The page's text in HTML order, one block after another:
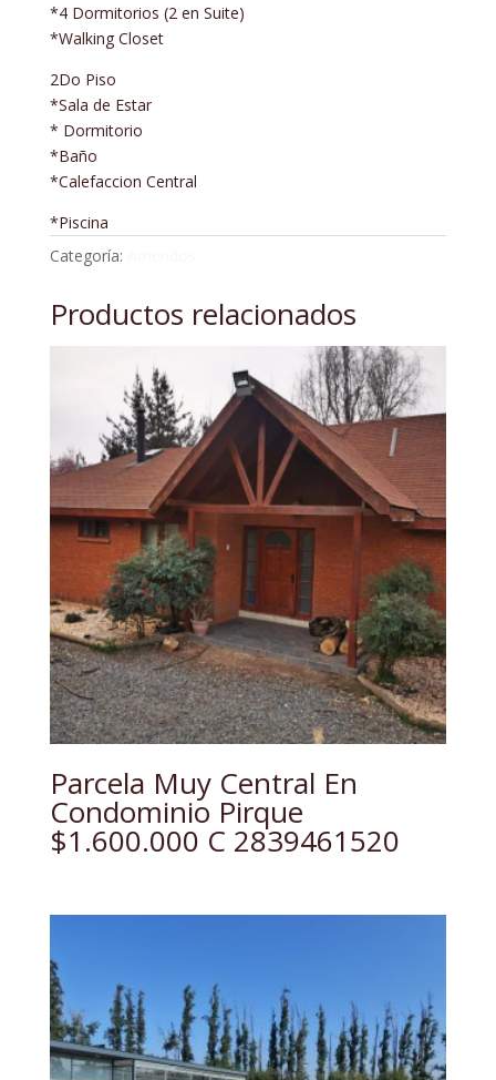
*4 Dormitorios (2 en Suite)
*Walking Closet
2Do Piso
*Sala de Estar
* Dormitorio
*Baño
*Calefaccion Central
*Piscina
Categoría:
Productos relacionados
Parcela Muy Central En
Condominio Pirque
$1.600.000 C 2839461520